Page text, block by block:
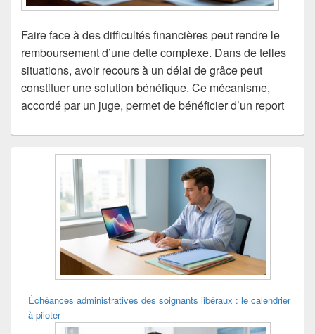
Faire face à des difficultés financières peut rendre le
remboursement d’une dette complexe. Dans de telles
situations, avoir recours à un délai de grâce peut
constituer une solution bénéfique. Ce mécanisme,
accordé par un juge, permet de bénéficier d’un report
Échéances administratives des soignants libéraux : le calendrier
à piloter